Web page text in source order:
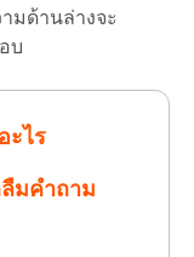
มด้านล่างจะ
บ
ะไร
มคําถาม